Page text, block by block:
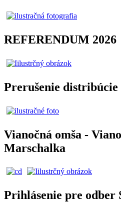
REFERENDUM 2026
Prerušenie
Vianočná omša -
Marschalka
Prihlásenie pre odber